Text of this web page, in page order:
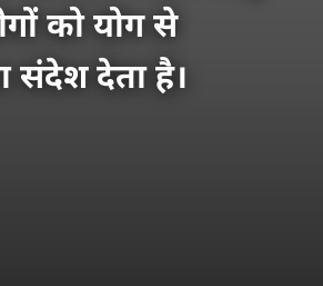
को योग से
संदेश देता है।